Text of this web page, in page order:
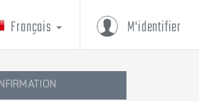
M'identifier
Français